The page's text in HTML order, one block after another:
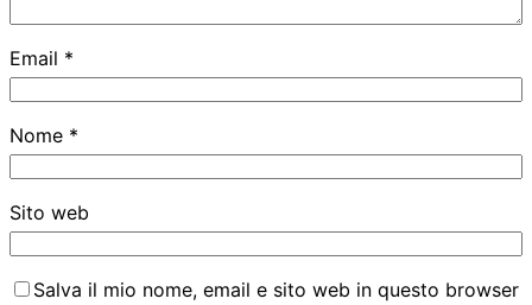
Email *
Nome *
Sito web
Salva il mio nome, email e sito web in questo browser